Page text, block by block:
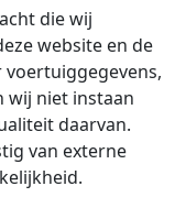
die wij
website en de
wij niet instaan
daarvan.
van externe